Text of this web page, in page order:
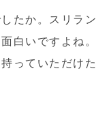
たか。スリラン
白いですよね。
っていただけた